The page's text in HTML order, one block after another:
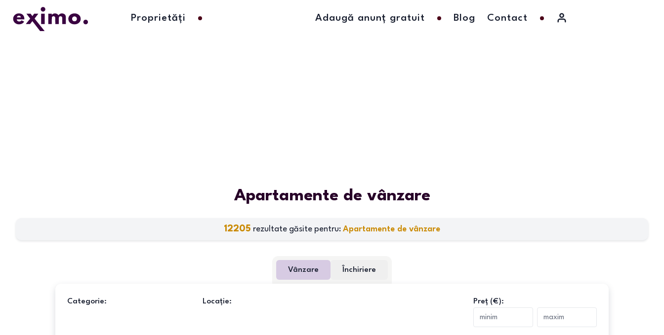
Proprietăți Adaugă anunț gratuit Blog Contact
Apartamente de vânzare
12205 rezultate găsite pentru: Apartamente de vânzare
Vânzare Închiriere
Categorie: Locație: Preț (€):